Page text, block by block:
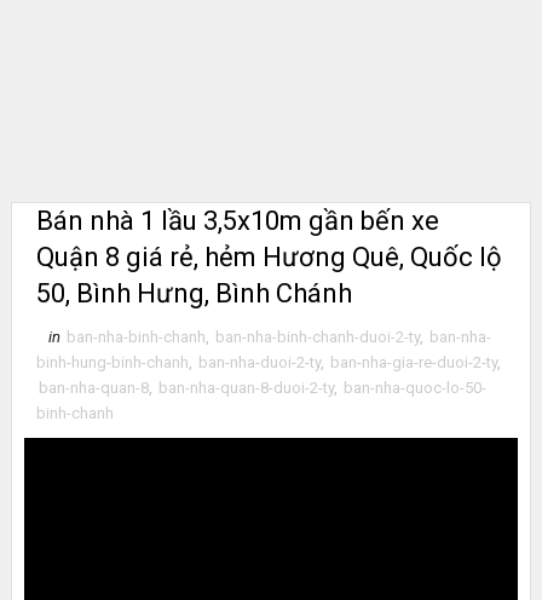
Bán nhà 1 lầu 3,5x10m gần bến xe
Quận 8 giá rẻ, hẻm Hương Quê, Quốc lộ
50, Bình Hưng, Bình Chánh
in ban-nha-binh-chanh, ban-nha-binh-chanh-duoi-2-ty, ban-nha-
binh-hung-binh-chanh, ban-nha-duoi-2-ty, ban-nha-gia-re-duoi-2-ty,
ban-nha-quan-8, ban-nha-quan-8-duoi-2-ty, ban-nha-quoc-lo-50-
binh-chanh